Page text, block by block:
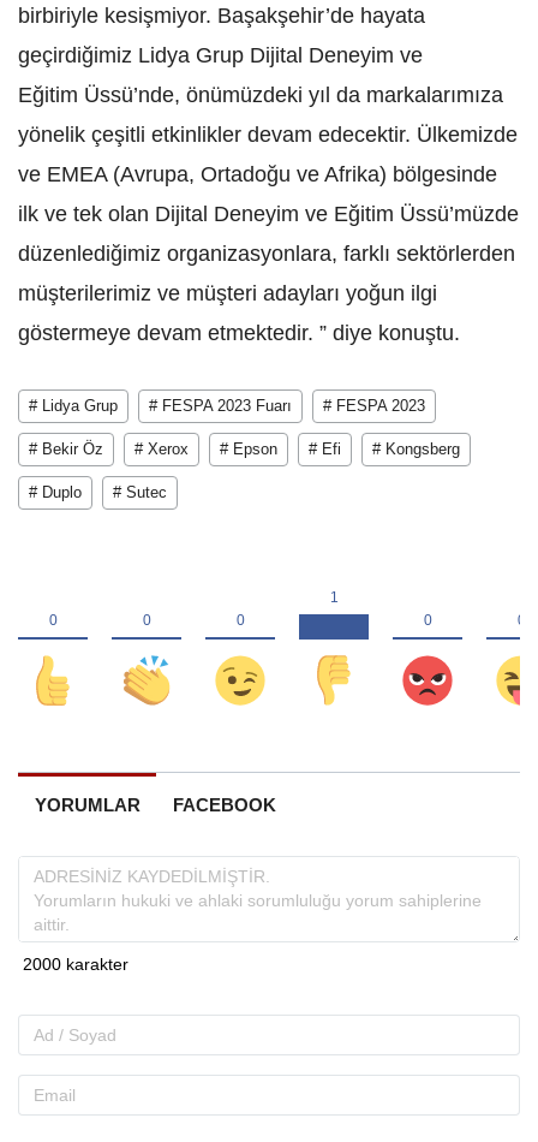
birbiriyle kesişmiyor. Başakşehir’de hayata
geçirdiğimiz Lidya Grup Dijital Deneyim ve
Eğitim Üssü’nde, önümüzdeki yıl da markalarımıza
yönelik çeşitli etkinlikler devam edecektir. Ülkemizde
ve EMEA (Avrupa, Ortadoğu ve Afrika) bölgesinde
ilk ve tek olan Dijital Deneyim ve Eğitim Üssü’müzde
düzenlediğimiz organizasyonlara, farklı sektörlerden
müşterilerimiz ve müşteri adayları yoğun ilgi
göstermeye devam etmektedir. ” diye konuştu.
# Lidya Grup # FESPA 2023 Fuarı # FESPA 2023
# Bekir Öz # Xerox # Epson # Efi # Kongsberg
# Duplo # Sutec
YORUMLAR FACEBOOK